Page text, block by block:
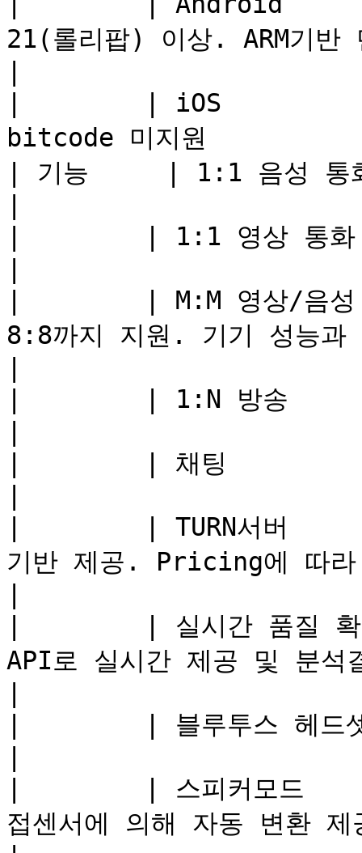
21(롤리팝) 이상. ARM기반
|        | iOS
bitcode 미지원
| 기능     | 1:1 음성
|        | 1:1 영상 통
|        | M:M 영상/음성
8:8까지 지원. 기기 성능과
|        | 1:N 방송
|        | 채팅
|        | TURN서버
기반 제공. Pricing에 따라
|        | 실시간 품질
API로 실시간 제공 및 분석
|        | 블루투스 헤
|        | 스피커모드
접센서에 의해 자동 변환 제